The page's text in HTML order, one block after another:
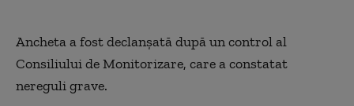
Ancheta a fost declanșată după un control al
Consiliului de Monitorizare, care a constatat
nereguli grave.